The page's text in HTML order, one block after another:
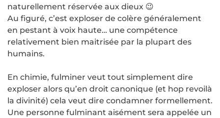
naturellement réservée aux dieux 😉
Au figuré, c’est exploser de colère généralement
en pestant à voix haute… une compétence
relativement bien maitrisée par la plupart des
humains.
En chimie, fulminer veut tout simplement dire
exploser alors qu’en droit canonique (et hop revoilà
la divinité) cela veut dire condamner formellement.
Une personne fulminant aisément sera appelée un